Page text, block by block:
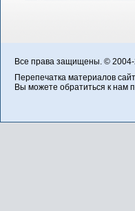
Все права защищены. © 2004-
Перепечатка материалов
Вы можете обратиться к нам